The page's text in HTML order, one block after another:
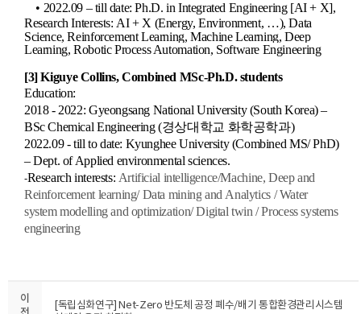
• 2022.09 – till date: Ph.D. in Integrated Engineering [AI + X],
Research Interests: AI + X (Energy, Environment, …),Data
Science, Reinforcement Learning, Machine Learning, Deep
Learning, Robotic Process Automation, Software Engineering
[3]Kiguye Collins​, Combined MSc-Ph.D. students
Education:
2018 - 2022: Gyeongsang National University (South Korea) –
BSc Chemical Engineering (경상대학교 화학공학과)
2022.09 - till to date: Kyunghee University (Combined MS/ PhD)
– Dept. of Applied environmentalsciences.
-Research interests: Artificial intelligence/Machine, Deep and
Reinforcement learning/ Data mining and Analytics / Water
system modelling and optimization/ Digital twin / Process systems
engineering
이
[독립심화연구] Net-Zero 반도체 공정 폐수/배기 통합환경관리시스템